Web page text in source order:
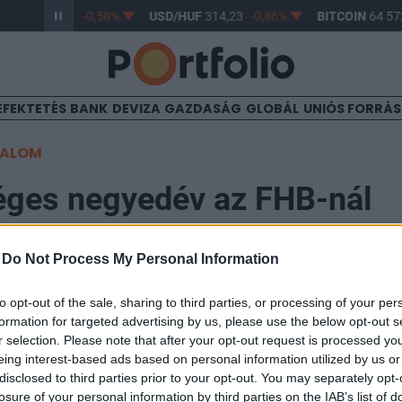
Do Not Process My Personal Information
opt-out of the sale, sharing to third parties, or processing of your
for targeted advertising by us, please use the below opt-out
selection. Please note that after your opt-out request is processed
interest-based ads based on personal information utilized by us
to third parties prior to your opt-out. You may separately
of your personal information by third parties on the IAB’s list of
363,31 -0,58% USD/HUF314,23 -0,86% BITCOIN64
BANK DEVIZA GAZDASÁG GLOBÁL UNIÓS
negyedév az FHB-nál
közzétette második negyedéves gyorsjelentését az
a társaság 3,554 milliárd forintos adózott veszteséget
az elemzők által vártnál. A devizahiteles
milliárd forintos céltartalék nélkül nyereséges lett